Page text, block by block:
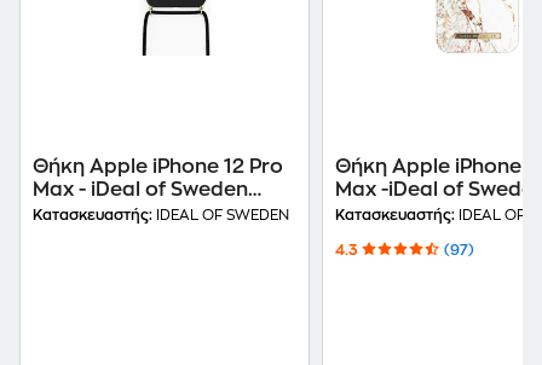
Θήκη Apple iPhone 12 Pro
Max - iDeal of Sweden
Necklace Ordinary - Jet
Κατασκευαστής: IDEAL OF SWEDEN
Θήκη Apple iPhone
Max -iDeal of
Fashion Case -
Κατασκευαστής: IDEAL OF
4.3 (97)